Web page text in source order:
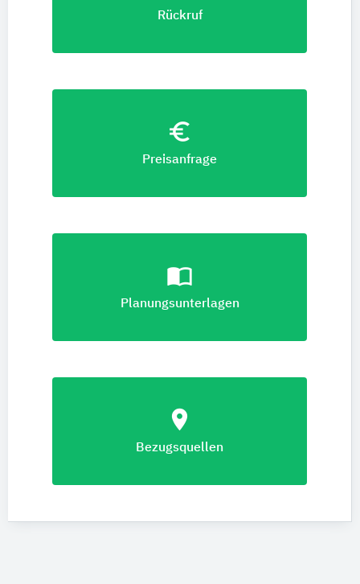
Rückruf
euro_symbol
Preisanfrage
import_contacts
Planungsunterlagen
location_on
Bezugsquellen